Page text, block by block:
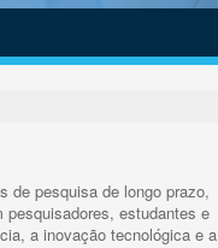
de pesquisa de longo prazo,
estudantes e
a inovação tecnológica e a